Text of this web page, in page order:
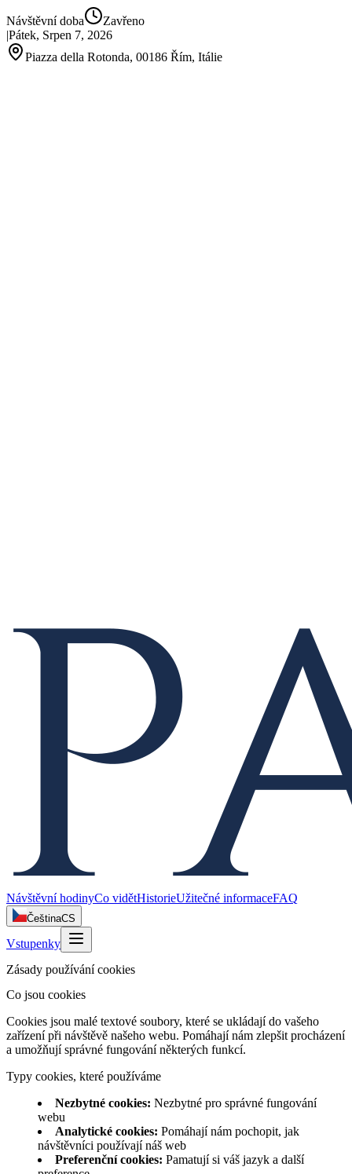
Návštěvní doba
Zavřeno
|Pátek, Srpen 7, 2026
Piazza della Rotonda, 00186 Řím, Itálie
Návštěvní hodinyCo vidětHistorieUžitečné informaceFAQ
ČeštinaCS
Vstupenky
Zásady používání cookies
Co jsou cookies
Cookies jsou malé textové soubory, které se ukládají do vašeho
zařízení při návštěvě našeho webu. Pomáhají nám zlepšit procházení
a umožňují správné fungování některých funkcí.
Typy cookies, které používáme
Nezbytné cookies: Nezbytné pro správné fungování
webu
Analytické cookies: Pomáhají nám pochopit, jak
návštěvníci používají náš web
Preferenční cookies: Pamatují si váš jazyk a další